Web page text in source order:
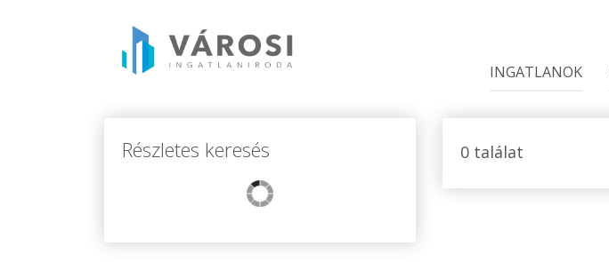
INGATLANOK
Részletes keresés 0 találat